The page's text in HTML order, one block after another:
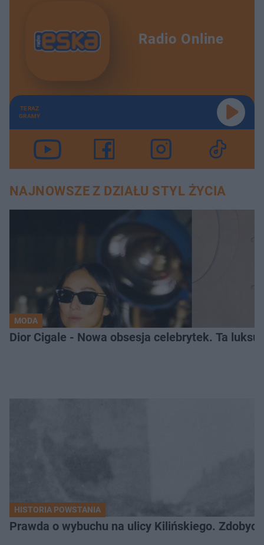
Radio Online
TERAZ
GRAMY
NAJNOWSZE Z DZIAŁU STYL ŻYCIA
MODA
Dior Cigale - Nowa obsesja celebrytek. Ta
HISTORIA POWSTANIA
Prawda o wybuchu na ulicy Kilińskiego.